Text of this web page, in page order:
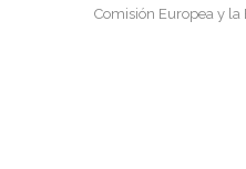
Comisión Europea y la